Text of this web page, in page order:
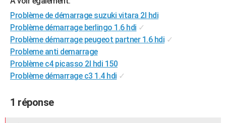
Destinations
Voyage nature
Voyage de noces
GUIDES D'ACHAT
BONS PLANS
CARTE DE VOEUX
Dictionnaire
Biographies
Citations
Expressions
Proverbes
Problème de démarrage suzuki vitara 2l hdi
Problème démarrage berlingo 1.6 hdi ✓
Problème démarrage peugeot partner 1.6 hdi ✓
Probleme anti demarrage
Problème c4 picasso 2l hdi 150
Problème démarrage c3 1.4 hdi ✓
1 réponse